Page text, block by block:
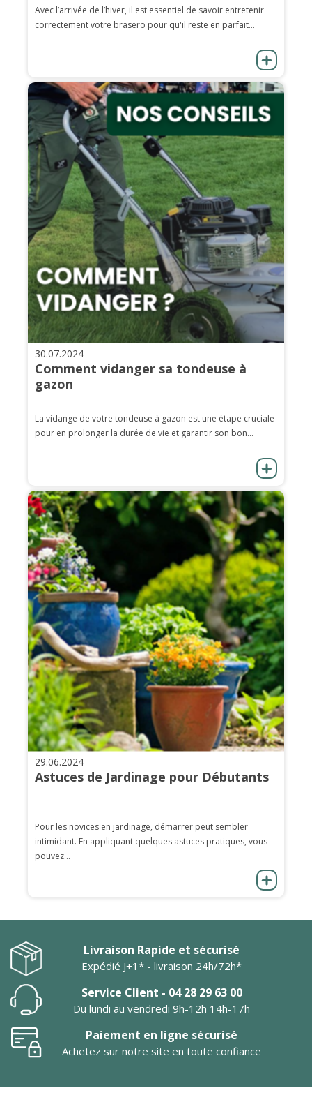
Avec l’arrivée de l’hiver, il est essentiel de savoir entretenir
correctement votre brasero pour qu'il reste en parfait...
30.07.2024
Comment vidanger sa tondeuse à
gazon
La vidange de votre tondeuse à gazon est une étape cruciale
pour en prolonger la durée de vie et garantir son bon...
29.06.2024
Astuces de Jardinage pour Débutants
Pour les novices en jardinage, démarrer peut sembler
intimidant. En appliquant quelques astuces pratiques, vous
pouvez...
Livraison Rapide et sécurisé
Expédié J+1* - livraison 24h/72h*
Service Client - 04 28 29 63 00
Du lundi au vendredi 9h-12h 14h-17h
Paiement en ligne sécurisé
Achetez sur notre site en toute confiance